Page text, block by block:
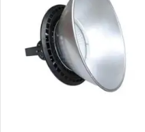
Phân Tích Kỹ Thuật Chi Tiết
Vật Liệu và Thiết Kế
Đèn được chế tạo từ hợp kim
độ bền bỉ và khả năng tản nhiệt
và nước đạt tiêu chuẩn IP66,